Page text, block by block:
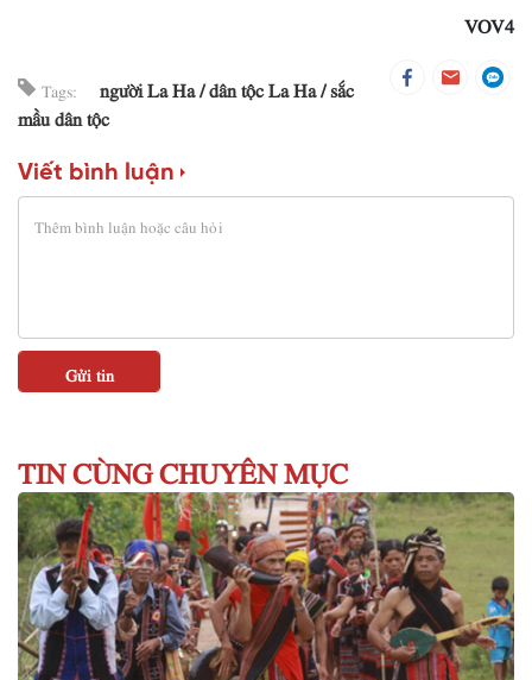
VOV4
Tags: người La Ha dân tộc La Ha sắc
mầu dân tộc
Viết bình luận
TIN CÙNG CHUYÊN MỤC